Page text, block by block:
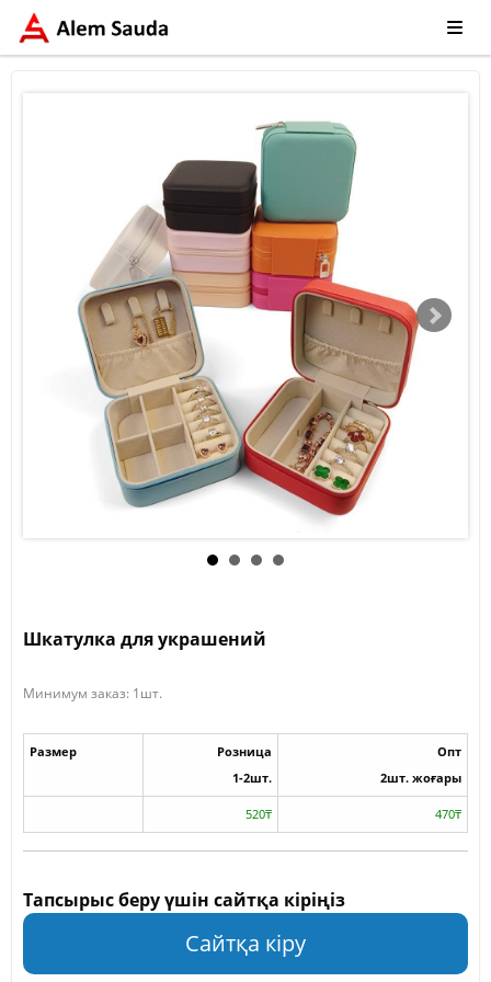
Шкатулка для украшений
Минимум заказ: 1шт.
Размер
Розница
1-2шт.
Опт
2шт. жоғары
520₸ 470₸
Тапсырыс беру үшін сайтқа кіріңіз
Сайтқа кіру